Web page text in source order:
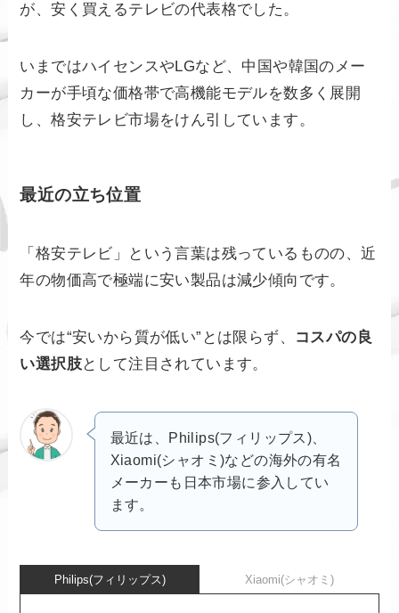
が、安く買えるテレビの代表格でした。
いまではハイセンスやLGなど、中国や韓国のメー
カーが手頃な価格帯で高機能モデルを数多く展開
し、格安テレビ市場をけん引しています。
最近の立ち位置
「格安テレビ」という言葉は残っているものの、近
年の物価高で極端に安い製品は減少傾向です。
今では“安いから質が低い”とは限らず、
コスパの良
い選択肢として注目されています。
最近は、Philips(フィリップス)、
Xiaomi(シャオミ)などの海外の有名
メーカーも日本市場に参入してい
ます。
Philips(フィリップス) Xiaomi(シャオミ)